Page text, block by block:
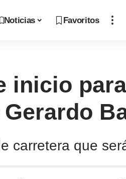
Noticias Favoritos
inicio
carretera que